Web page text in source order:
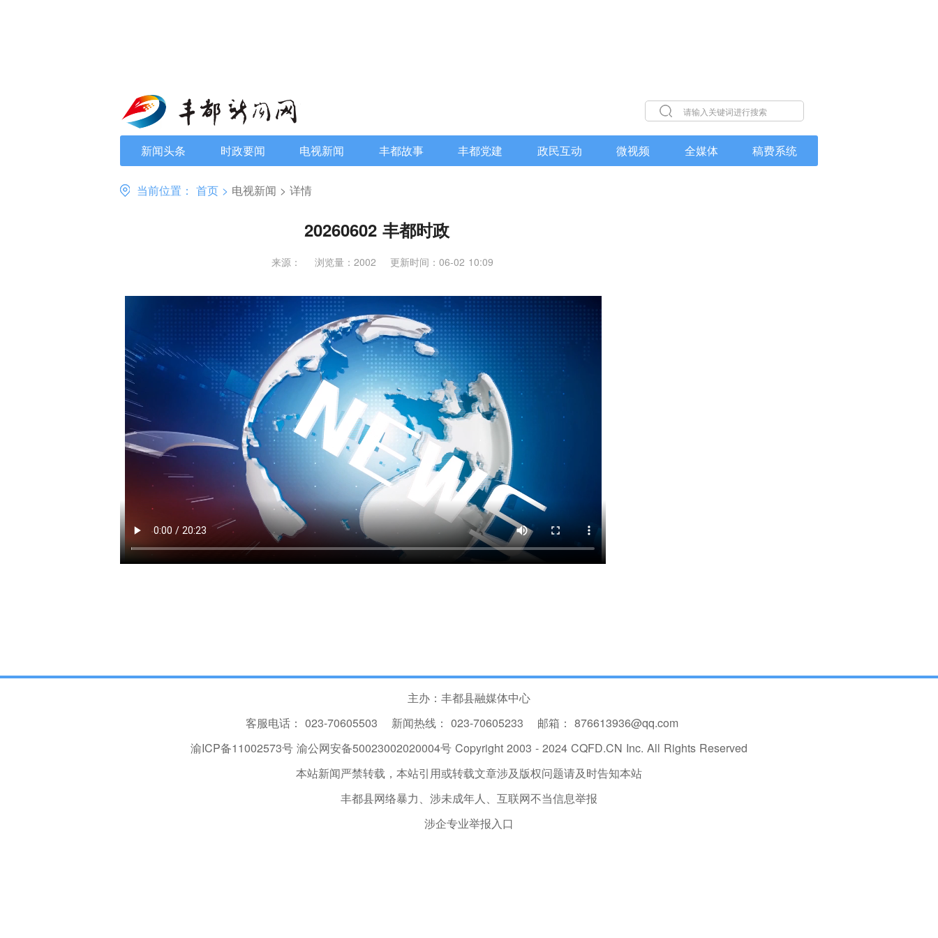
新闻头条 时政要闻 电视新闻 丰都故事 丰都党建 政民互动 微视频 全媒体 稿费系统
当前位置： 首页 > 电视新闻 > 详情
20260602 丰都时政
来源： 浏览量：2002 更新时间：06-02 10:09
主办：丰都县融媒体中心
客服电话： 023-70605503 新闻热线： 023-70605233 邮箱： 876613936@qq.com
渝ICP备11002573号 渝公网安备50023002020004号 Copyright 2003 - 2024 CQFD.CN Inc. All Rights Reserved
本站新闻严禁转载，本站引用或转载文章涉及版权问题请及时告知本站
丰都县网络暴力、涉未成年人、互联网不当信息举报
涉企专业举报入口